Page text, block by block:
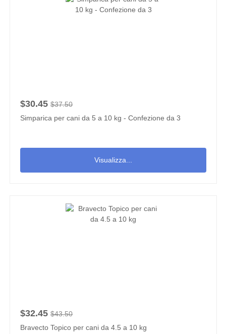
$30.45 $37.50
Simparica per cani da 5 a 10 kg - Confezione da 3
Visualizza...
$32.45 $43.50
Bravecto Topico per cani da 4.5 a 10 kg